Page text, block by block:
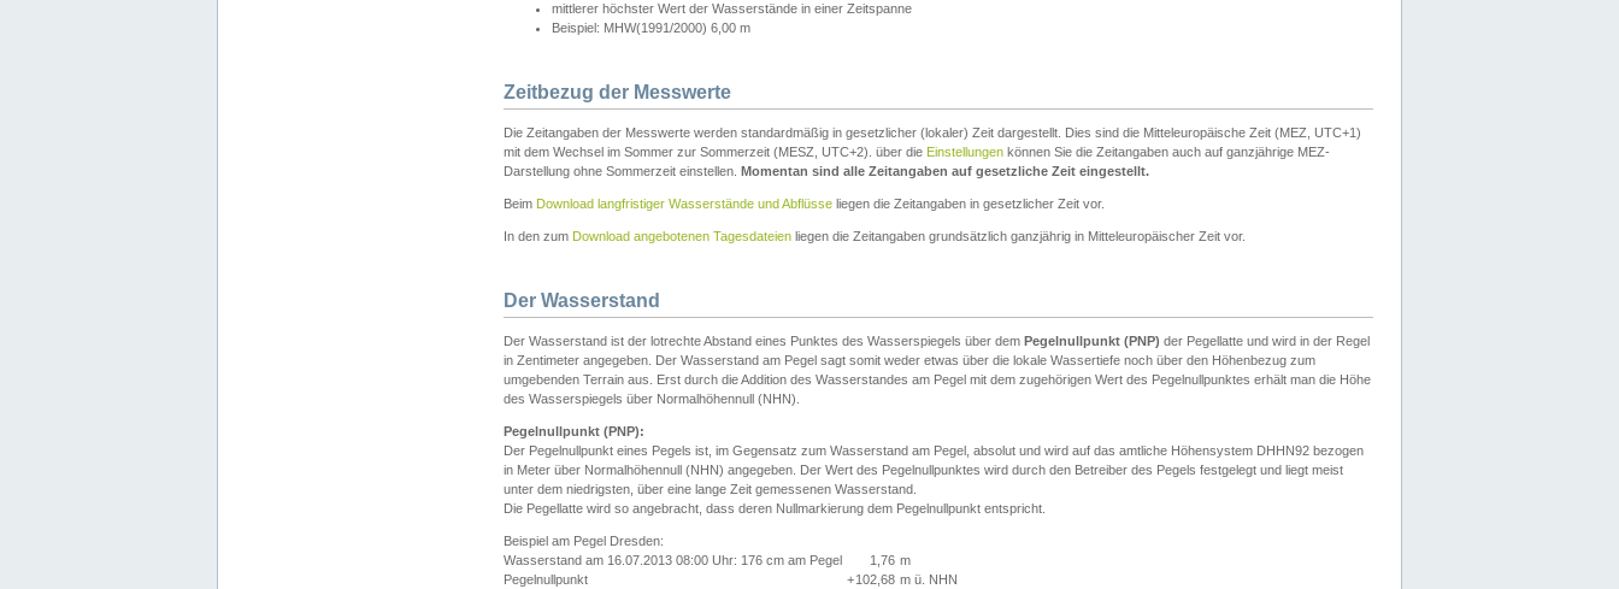
mittlerer höchster Wert der Wasserstände in einer Zeitspanne
Beispiel: MHW(1991/2000) 6,00 m
Zeitbezug der Messwerte
Die Zeitangaben der Messwerte werden standardmäßig in gesetzlicher (lokaler) Zeit dargestellt. Dies sind die Mitteleuropäische Zeit (MEZ, UTC+1)
mit dem Wechsel im Sommer zur Sommerzeit (MESZ, UTC+2). über die Einstellungen können Sie die Zeitangaben auch auf ganzjährige MEZ-
Darstellung ohne Sommerzeit einstellen. Momentan sind alle Zeitangaben auf gesetzliche Zeit eingestellt.
Beim Download langfristiger Wasserstände und Abflüsse liegen die Zeitangaben in gesetzlicher Zeit vor.
In den zum Download angebotenen Tagesdateien liegen die Zeitangaben grundsätzlich ganzjährig in Mitteleuropäischer Zeit vor.
Der Wasserstand
Der Wasserstand ist der lotrechte Abstand eines Punktes des Wasserspiegels über dem Pegelnullpunkt (PNP) der Pegellatte und wird in der Regel
in Zentimeter angegeben. Der Wasserstand am Pegel sagt somit weder etwas über die lokale Wassertiefe noch über den Höhenbezug zum
umgebenden Terrain aus. Erst durch die Addition des Wasserstandes am Pegel mit dem zugehörigen Wert des Pegelnullpunktes erhält man die Höhe
des Wasserspiegels über Normalhöhennull (NHN).
Pegelnullpunkt (PNP):
Der Pegelnullpunkt eines Pegels ist, im Gegensatz zum Wasserstand am Pegel, absolut und wird auf das amtliche Höhensystem DHHN92 bezogen
in Meter über Normalhöhennull (NHN) angegeben. Der Wert des Pegelnullpunktes wird durch den Betreiber des Pegels festgelegt und liegt meist
unter dem niedrigsten, über eine lange Zeit gemessenen Wasserstand.
Die Pegellatte wird so angebracht, dass deren Nullmarkierung dem Pegelnullpunkt entspricht.
Beispiel am Pegel Dresden:
Wasserstand am 16.07.2013 08:00 Uhr: 176 cm am Pegel
1,76 m
Pegelnullpunkt
+102,68 m ü. NHN